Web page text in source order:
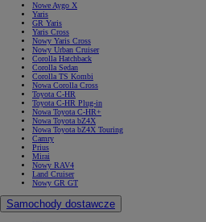
Nowe Aygo X
Yaris
GR Yaris
Yaris Cross
Nowy Yaris Cross
Nowy Urban Cruiser
Corolla Hatchback
Corolla Sedan
Corolla TS Kombi
Nowa Corolla Cross
Toyota C-HR
Toyota C-HR Plug-in
Nowa Toyota C-HR+
Nowa Toyota bZ4X
Nowa Toyota bZ4X Touring
Camry
Prius
Mirai
Nowy RAV4
Land Cruiser
Nowy GR GT
Samochody dostawcze